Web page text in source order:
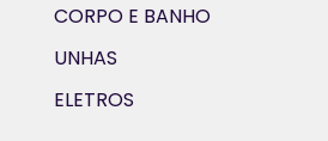
CORPO E BANHO
UNHAS
ELETROS